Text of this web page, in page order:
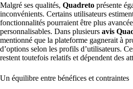
Malgré ses qualités, Quadreto présente
inconvénients. Certains utilisateurs
fonctionnalités pourraient être plus
personnalisables. Dans plusieurs avis
mentionné que la plateforme gagnerait à
d’options selon les profils d’utilisateurs.
restent toutefois relatifs et dépendent des
Un équilibre entre bénéfices et contraintes